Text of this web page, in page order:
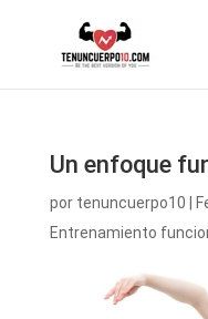
Un enfoque
por tenuncuerpo10
Entrenamiento